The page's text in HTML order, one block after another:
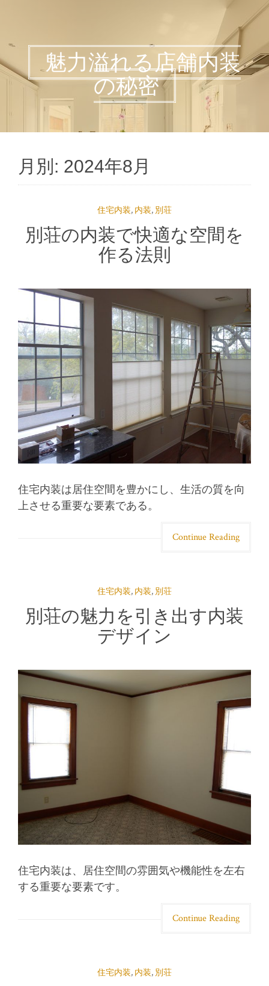
魅力溢れる店舗内装
の秘密
月別: 2024年8月
住宅内装, 内装, 別荘
別荘の内装で快適な空間を
作る法則
住宅内装は居住空間を豊かにし、生活の質を向
上させる重要な要素である。
Continue Reading
住宅内装, 内装, 別荘
別荘の魅力を引き出す内装
デザイン
住宅内装は、居住空間の雰囲気や機能性を左右
する重要な要素です。
Continue Reading
住宅内装, 内装, 別荘